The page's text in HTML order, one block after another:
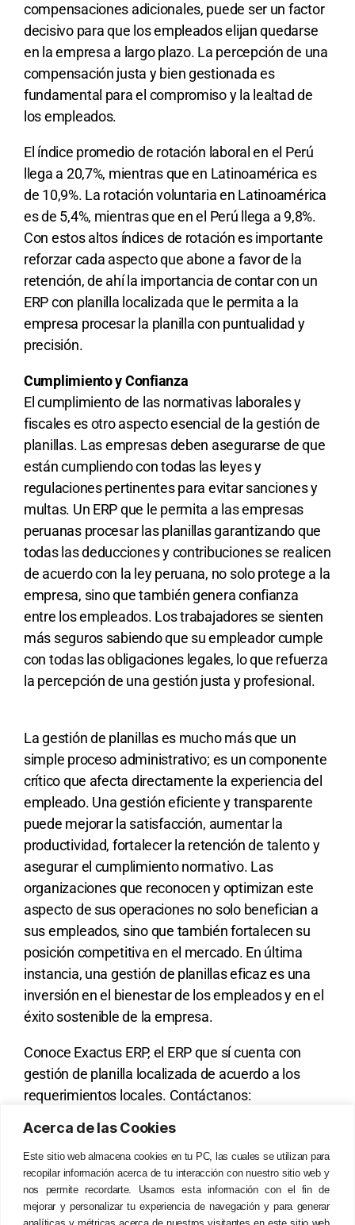
Acerca de las Cookies
Este sitio web almacena cookies en tu PC, las cuales se utilizan para
recopilar información acerca de tu interacción con nuestro sitio web y
nos permite recordarte. Usamos esta información con el fin de
mejorar y personalizar tu experiencia de navegación y para generar
analíticas y métricas acerca de nuestros visitantes en este sitio web
compensaciones adicionales, puede ser un factor
decisivo para que los empleados elijan quedarse
en la empresa a largo plazo. La percepción de una
compensación justa y bien gestionada es
fundamental para el compromiso y la lealtad de
los empleados.
El índice promedio de rotación laboral en el Perú
llega a 20,7%, mientras que en Latinoamérica es
de 10,9%. La rotación voluntaria en Latinoamérica
es de 5,4%, mientras que en el Perú llega a 9,8%.
Con estos altos índices de rotación es importante
reforzar cada aspecto que abone a favor de la
retención, de ahí la importancia de contar con un
ERP con planilla localizada que le permita a la
empresa procesar la planilla con puntualidad y
precisión.
Cumplimiento y Confianza
El cumplimiento de las normativas laborales y
fiscales es otro aspecto esencial de la gestión de
planillas. Las empresas deben asegurarse de que
están cumpliendo con todas las leyes y
regulaciones pertinentes para evitar sanciones y
multas. Un ERP que le permita a las empresas
peruanas procesar las planillas garantizando que
todas las deducciones y contribuciones se realicen
de acuerdo con la ley peruana, no solo protege a la
empresa, sino que también genera confianza
entre los empleados. Los trabajadores se sienten
más seguros sabiendo que su empleador cumple
con todas las obligaciones legales, lo que refuerza
la percepción de una gestión justa y profesional.
La gestión de planillas es mucho más que un
simple proceso administrativo; es un componente
crítico que afecta directamente la experiencia del
empleado. Una gestión eficiente y transparente
puede mejorar la satisfacción, aumentar la
productividad, fortalecer la retención de talento y
asegurar el cumplimiento normativo. Las
organizaciones que reconocen y optimizan este
aspecto de sus operaciones no solo benefician a
sus empleados, sino que también fortalecen su
posición competitiva en el mercado. En última
instancia, una gestión de planillas eficaz es una
inversión en el bienestar de los empleados y en el
éxito sostenible de la empresa.
Conoce Exactus ERP, el ERP que sí cuenta con
gestión de planilla localizada de acuerdo a los
requerimientos locales. Contáctanos:
Email:exactus@bctsconsulting.com
Cel/WhatsApp+51 997 500 500
SOLICITA UNA DEMO